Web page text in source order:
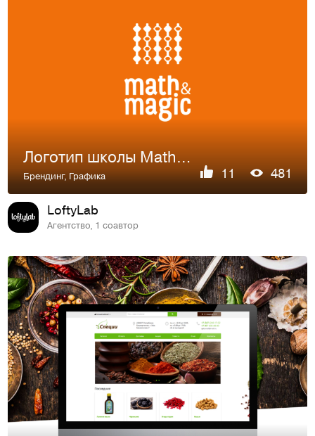
Логотип школы Math&Magic
Брендинг,Графика 11 481
LoftyLab
Агентство, 1 соавтор